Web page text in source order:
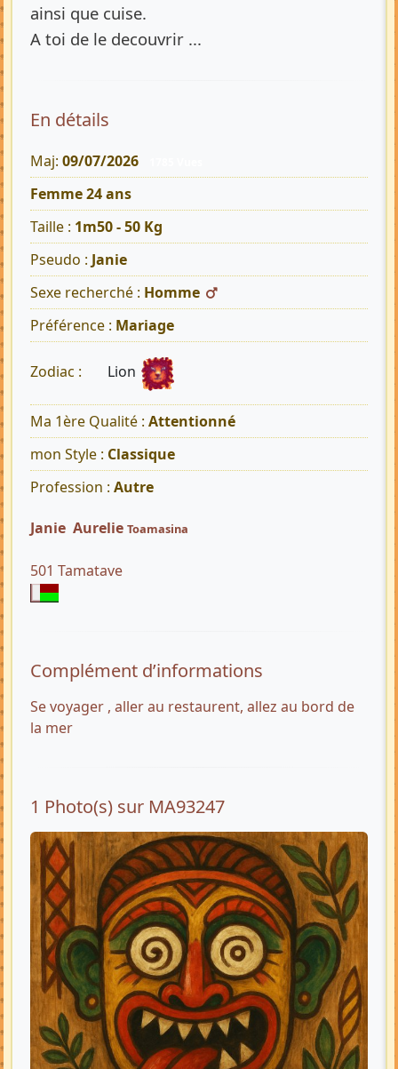
ainsi que cuise.
A toi de le decouvrir ...
En détails
Maj: 09/07/2026
Femme 24 ans
Taille : 1m50 - 50 Kg
Pseudo : Janie
Sexe recherché : Homme
Préférence : Mariage
Zodiac : Lion
Ma 1ère Qualité : Attentionné
mon Style : Classique
Profession : Autre
Janie Aurelie Toamasina
501 Tamatave
Complément d’informations
Se voyager , aller au restaurent, allez au bord de
la mer
1 Photo(s) sur MA93247